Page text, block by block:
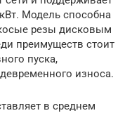
Модель способна
резы дисковым
преимуществ стоит
пуска,
износа.
в среднем